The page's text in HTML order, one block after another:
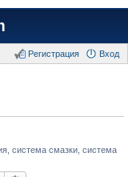
Вход
Регистрация
система смазки, система